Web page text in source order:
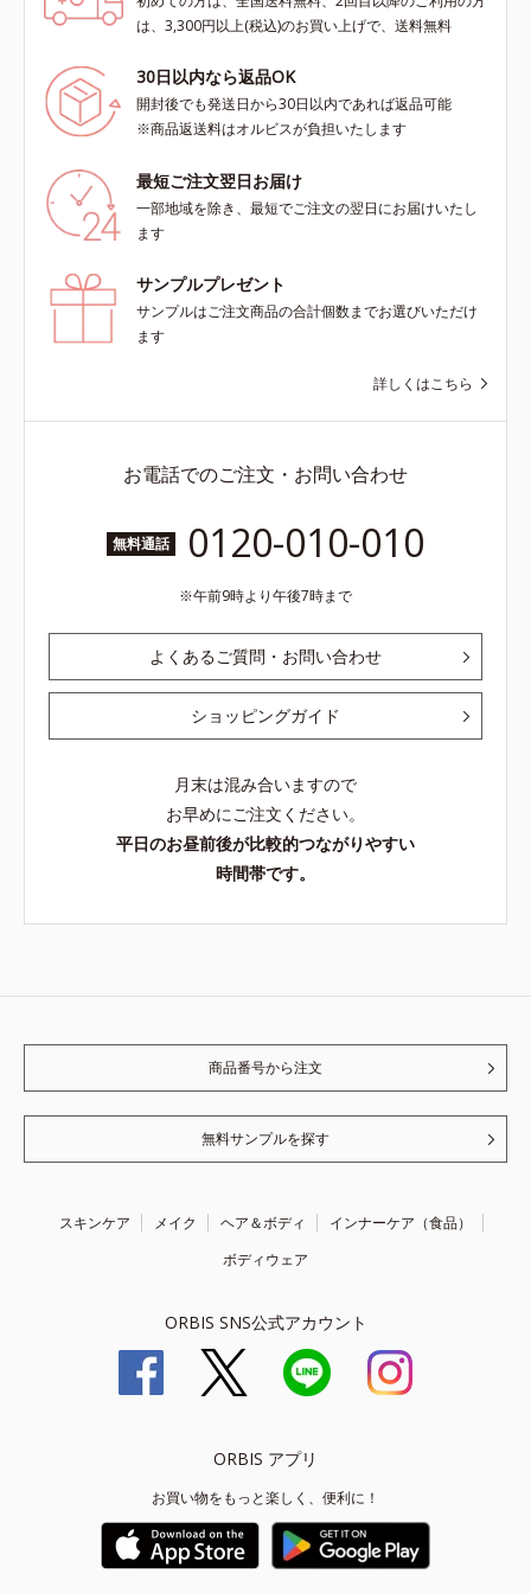
は、3,300円以上(税込)のお買い上げで、送料無料
30日以内なら返品OK
開封後でも発送日から30日以内であれば返品可能
※商品返送料はオルビスが負担いたします
最短ご注文翌日お届け
一部地域を除き、最短でご注文の翌日にお届けいたし
ます
サンプルプレゼント
サンプルはご注文商品の合計個数までお選びいただけ
ます
詳しくはこちら
お電話でのご注文・お問い合わせ
無料通話 0120-010-010
午前9時より午後7時まで
よくあるご質問・お問い合わせ
ショッピングガイド
月末は混み合いますので
お早めにご注文ください。
平日のお昼前後が比較的つながりやすい
時間帯です。
商品番号から注文
無料サンプルを探す
スキンケア メイク ヘア＆ボディ
インナーケア（食品）
ボディウェア
ORBIS SNS公式アカウント
ORBIS アプリ
お買い物をもっと楽しく、便利に！